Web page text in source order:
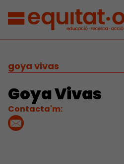
goya vivas
Goya Vivas
Contacta'm: